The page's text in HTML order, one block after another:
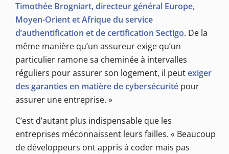
Timothée Brogniart, directeur général Europe,
Moyen-Orient et Afrique du service
d’authentification et de certification Sectigo. De la
même manière qu’un assureur exige qu’un
particulier ramone sa cheminée à intervalles
réguliers pour assurer son logement, il peutexiger
des garanties en matière de cybersécurité pour
assurer une entreprise. »
C’est d’autant plus indispensable que les
entreprises méconnaissent leurs failles. « Beaucoup
de développeurs ont appris à coder mais pas